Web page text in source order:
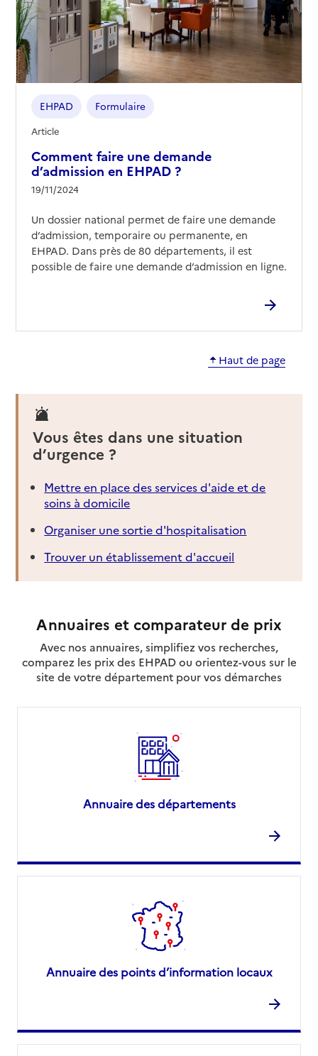
Comment faire une demande
d’admission en EHPAD ?
19/11/2024
EHPAD Formulaire
Article
Un dossier national permet de faire une demande
d’admission, temporaire ou permanente, en
EHPAD. Dans près de 80 départements, il est
possible de faire une demande d’admission en ligne.
Haut de page
Vous êtes dans une situation
d’urgence ?
Mettre en place des services d'aide et de
soins à domicile
Organiser une sortie d'hospitalisation
Trouver un établissement d'accueil
Annuaires et comparateur de prix
Avec nos annuaires, simplifiez vos recherches,
comparez les prix des EHPAD ou orientez-vous sur le
site de votre département pour vos démarches
Annuaire des départements
Annuaire des points d’information locaux